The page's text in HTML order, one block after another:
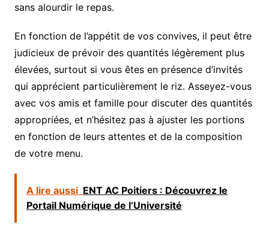
sans alourdir le repas.
En fonction de l’appétit de vos convives, il peut être
judicieux de prévoir des quantités légèrement plus
élevées, surtout si vous êtes en présence d’invités
qui apprécient particulièrement le riz. Asseyez-vous
avec vos amis et famille pour discuter des quantités
appropriées, et n’hésitez pas à ajuster les portions
en fonction de leurs attentes et de la composition
de votre menu.
A lire aussi ENT AC Poitiers : Découvrez le
Portail Numérique de l’Université